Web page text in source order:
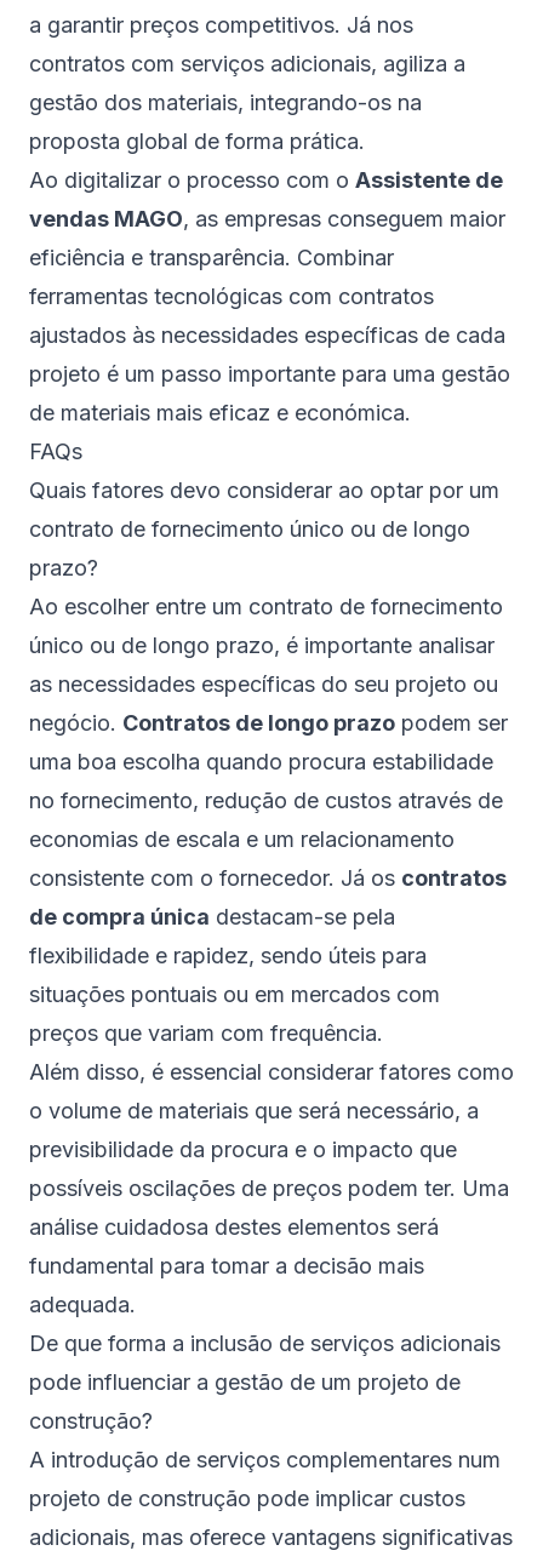
a garantir preços competitivos. Já nos
contratos com serviços adicionais, agiliza a
gestão dos materiais, integrando-os na
proposta global de forma prática.
Ao digitalizar o processo com o Assistente de
vendas MAGO, as empresas conseguem maior
eficiência e transparência. Combinar
ferramentas tecnológicas com contratos
ajustados às necessidades específicas de cada
projeto é um passo importante para uma gestão
de materiais mais eficaz e económica.
FAQs
Quais fatores devo considerar ao optar por um
contrato de fornecimento único ou de longo
prazo?
Ao escolher entre um contrato de fornecimento
único ou de longo prazo, é importante analisar
as necessidades específicas do seu projeto ou
negócio. Contratos de longo prazo podem ser
uma boa escolha quando procura estabilidade
no fornecimento, redução de custos através de
economias de escala e um relacionamento
consistente com o fornecedor. Já os contratos
de compra única destacam-se pela
flexibilidade e rapidez, sendo úteis para
situações pontuais ou em mercados com
preços que variam com frequência.
Além disso, é essencial considerar fatores como
o volume de materiais que será necessário, a
previsibilidade da procura e o impacto que
possíveis oscilações de preços podem ter. Uma
análise cuidadosa destes elementos será
fundamental para tomar a decisão mais
adequada.
De que forma a inclusão de serviços adicionais
pode influenciar a gestão de um projeto de
construção?
A introdução de serviços complementares num
projeto de construção pode implicar custos
adicionais, mas oferece vantagens significativas